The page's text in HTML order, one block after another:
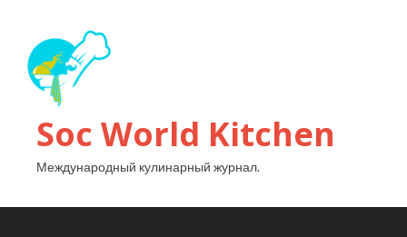
Soc World Kitchen
Международный кулинарный журнал.